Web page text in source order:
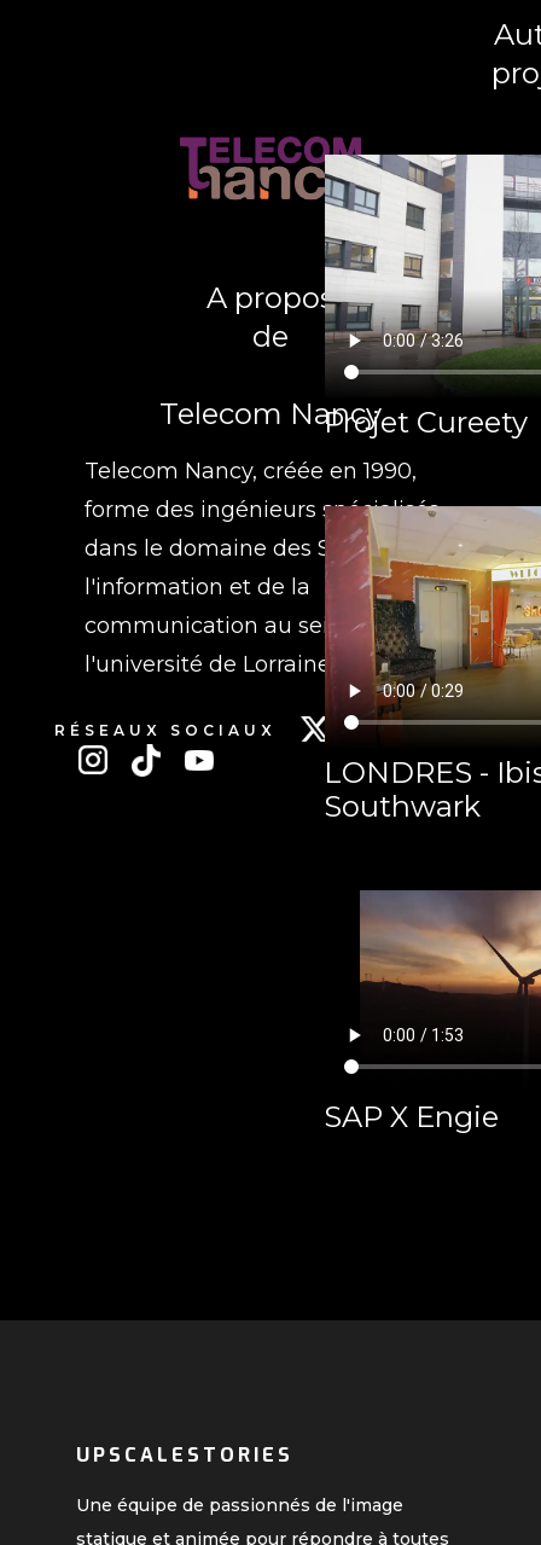
A propos
de
Telecom Nancy
Telecom Nancy, créée en 1990,
forme des ingénieurs spécialisés
dans le domaine des Sciences de
l'information et de la
communication au sein de
l'université de Lorraine.
RÉSEAUX SOCIAUX
Projet Cureety
LONDRES -
Southwark
SAP X Engie
UPSCALESTORIES
Une équipe de passionnés de l'image
statique et animée pour répondre à toutes